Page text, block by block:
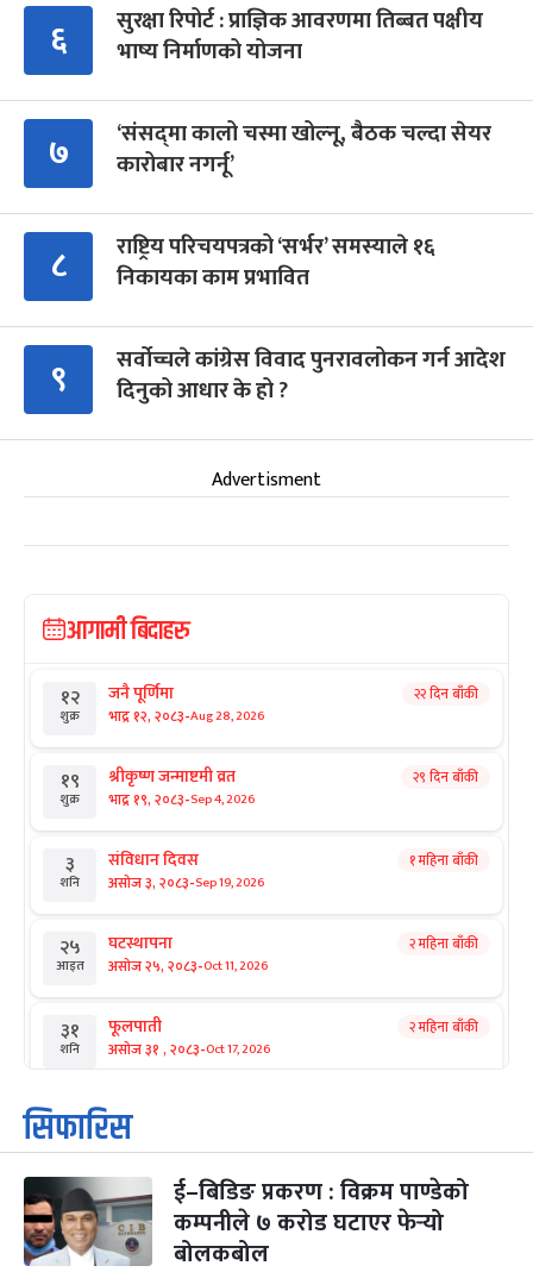
६
सुरक्षा रिपोर्ट : प्राज्ञिक आवरणमा तिब्बत पक्षीय
भाष्य निर्माणको योजना
७
‘संसद्‍मा कालो चस्मा खोल्नू, बैठक चल्दा सेयर
कारोबार नगर्नू’
८
राष्ट्रिय परिचयपत्रको ‘सर्भर’ समस्याले १६
निकायका काम प्रभावित
९
सर्वोच्चले कांग्रेस विवाद पुनरावलोकन गर्न आदेश
दिनुको आधार के हो ?
Advertisment
आगामी बिदाहरु
१२
शुक्र
जनै पूर्णिमा
भाद्र १२, २०८३-Aug 28, 2026
२२ दिन बाँकी
१९
शुक्र
श्रीकृष्ण जन्माष्टमी व्रत
भाद्र १९, २०८३-Sep 4, 2026
२९ दिन बाँकी
३
शनि
संविधान दिवस
असोज ३, २०८३-Sep 19, 2026
१ महिना बाँकी
२५
आइत
घटस्थापना
असोज २५, २०८३-Oct 11, 2026
२ महिना बाँकी
३१
शनि
फूलपाती
असोज ३१ , २०८३-Oct 17, 2026
२ महिना बाँकी
१
आइत
कार्तिक सङ्क्रान्ति
कार्तिक १, २०८३
३
मंगल
महानवमी
कार्तिक ३, २०८३-Oct 20, 2026
२ महिना बाँकी
सिफारिस
ई–बिडिङ प्रकरण : विक्रम पाण्डेको
कम्पनीले ७ करोड घटाएर फेर्‍यो
बोलकबोल